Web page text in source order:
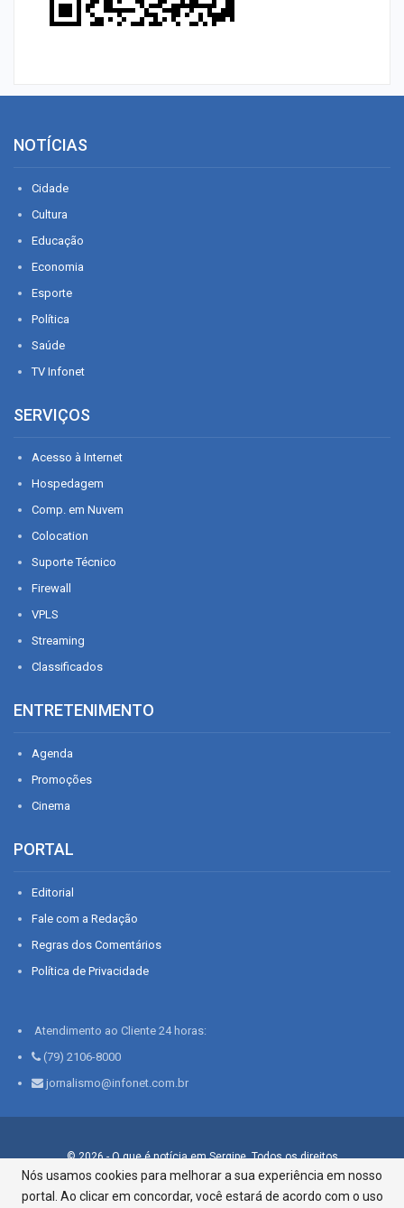
NOTÍCIAS
Cidade
Cultura
Educação
Economia
Esporte
Política
Saúde
TV Infonet
SERVIÇOS
Acesso à Internet
Hospedagem
Comp. em Nuvem
Colocation
Suporte Técnico
Firewall
VPLS
Streaming
Classificados
ENTRETENIMENTO
Agenda
Promoções
Cinema
PORTAL
Editorial
Fale com a Redação
Regras dos Comentários
Política de Privacidade
Atendimento ao Cliente 24 horas:
(79) 2106-8000
jornalismo@infonet.com.br
© 2026 - O que é notícia em Sergipe. Todos os direitos
reservados.
Infonet - Rua Monsenhor Silveira 276, Bairro São José |
Nós usamos cookies para melhorar a sua experiência em nosso
portal. Ao clicar em concordar, você estará de acordo com o uso